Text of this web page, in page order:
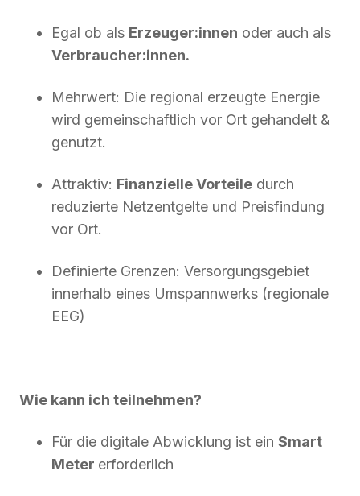
Egal ob als Erzeuger:innen oder auch als
Verbraucher:innen.
Mehrwert: Die regional erzeugte Energie
wird gemeinschaftlich vor Ort gehandelt &
genutzt.
Attraktiv: Finanzielle Vorteile durch
reduzierte Netzentgelte und Preisfindung
vor Ort.
Definierte Grenzen: Versorgungsgebiet
innerhalb eines Umspannwerks (regionale
EEG)
Wie kann ich teilnehmen?
Für die digitale Abwicklung ist ein Smart
Meter erforderlich